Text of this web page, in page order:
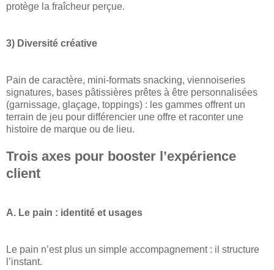
protège la fraîcheur perçue.
3) Diversité créative
Pain de caractère, mini-formats snacking, viennoiseries
signatures, bases pâtissières prêtes à être personnalisées
(garnissage, glaçage, toppings) : les gammes offrent un
terrain de jeu pour différencier une offre et raconter une
histoire de marque ou de lieu.
Trois axes pour booster l’expérience
client
A. Le pain : identité et usages
Le pain n’est plus un simple accompagnement : il structure
l’instant.